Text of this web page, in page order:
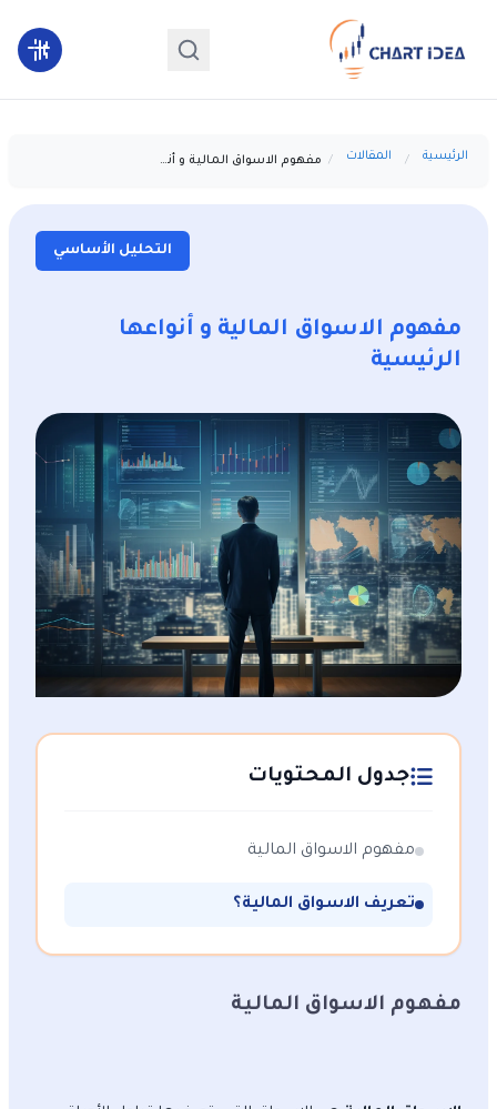
الرئيسية المقالات مفهوم الاسواق المالية و أنواعها الرئيسية
التحليل الأساسي
مفهوم الاسواق المالية و أنواعها
الرئيسية
جدول المحتويات
مفهوم الاسواق المالية
تعريف الاسواق المالية؟
مفهوم الاسواق المالية